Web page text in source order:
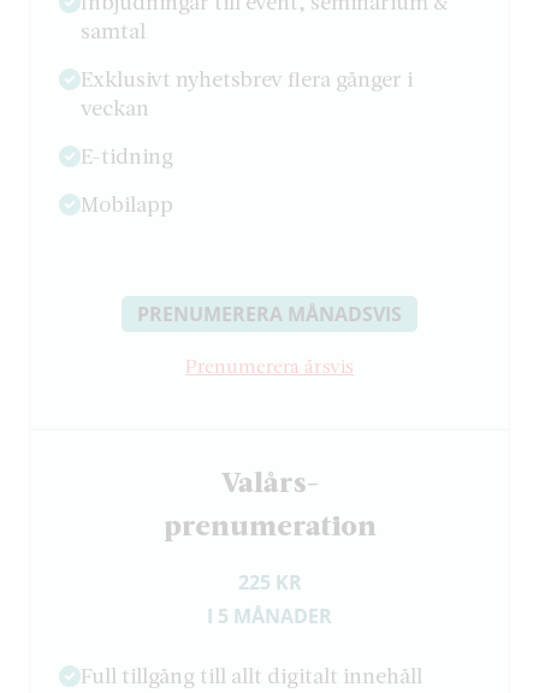
samtal
Exklusivt nyhetsbrev flera gånger i
veckan
E-tidning
Mobilapp
PRENUMERERA MÅNADSVIS
Prenumerera årsvis
Valårs-
­prenumeration
225 KR
I 5 MÅNADER
Full tillgång till allt digitalt innehåll